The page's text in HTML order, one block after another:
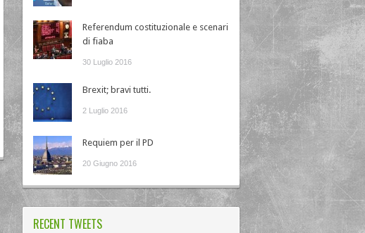
Referendum costituzionale e scenari
di fiaba
30 Luglio 2016
Brexit; bravi tutti.
2 Luglio 2016
Requiem per il PD
20 Giugno 2016
RECENT TWEETS